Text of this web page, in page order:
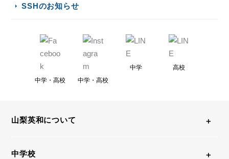
SSHのお知らせ
中学・高校 中学・高校
中学 高校
山梨英和について
中学校